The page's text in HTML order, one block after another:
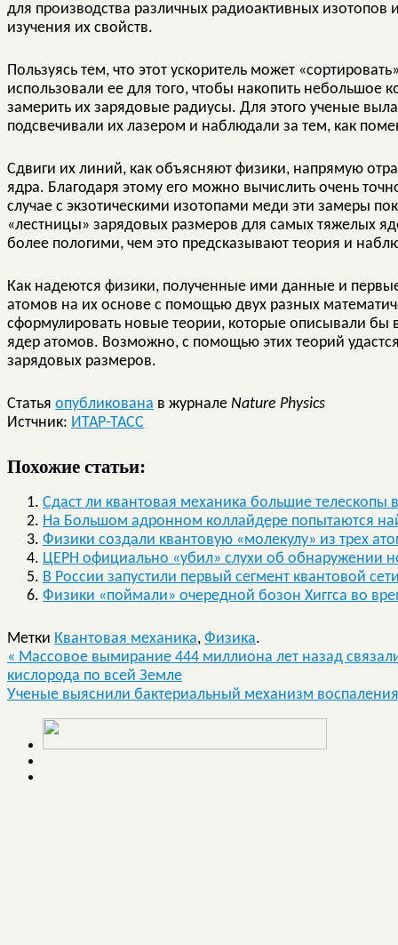
для производства различных радиоактивных
изучения их свойств.
Пользуясь тем, что этот ускоритель может
использовали ее для того, чтобы накопить небольшое
замерить их зарядовые радиусы. Для этого ученые
подсвечивали их лазером и наблюдали за тем, как
Сдвиги их линий, как объясняют физики, напрямую
ядра. Благодаря этому его можно вычислить очень
случае с экзотическими изотопами меди эти замеры
«лестницы» зарядовых размеров для самых тяжелых
более пологими, чем это предсказывают теория и
Как надеются физики, полученные ими данные и
атомов на их основе с помощью двух разных
сформулировать новые теории, которые описывали бы
ядер атомов. Возможно, с помощью этих теорий
зарядовых размеров.
Статья опубликована в журнале Nature Physics
Истчник: ИТАР-ТАСС
Похожие статьи:
Сдаст ли квантовая механика большие телескопы
На Большом адронном коллайдере попытаются
Физики создали квантовую «молекулу» из трех
ЦЕРН официально «убил» слухи об обнаружении
В России запустили первый сегмент квантовой
Физики «поймали» очередной бозон Хиггса во
Метки Квантовая механика, Физика.
« Массовое вымирание 444 миллиона лет назад
кислорода по всей Земле
Ученые выяснили бактериальный механизм